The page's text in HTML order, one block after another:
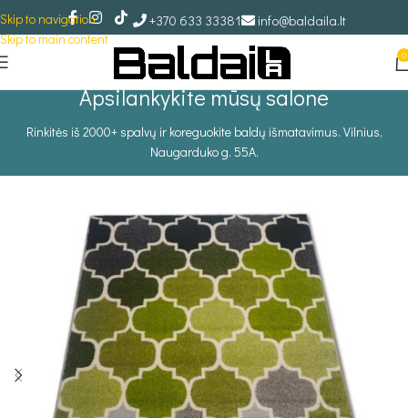
Skip to navigation
Skip to main content
+370 633 33381 info@baldaila.lt
0
Apsilankykite mūsų salone
Rinkitės iš 2000+ spalvų ir koreguokite baldų išmatavimus. Vilnius,
Naugarduko g. 55A.